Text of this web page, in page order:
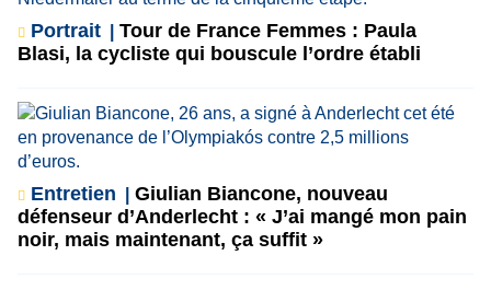
Portrait
Tour de France Femmes : Paula
Blasi, la cycliste qui bouscule l’ordre établi
Entretien
Giulian Biancone, nouveau
défenseur d’Anderlecht : « J’ai mangé mon pain
noir, mais maintenant, ça suffit »